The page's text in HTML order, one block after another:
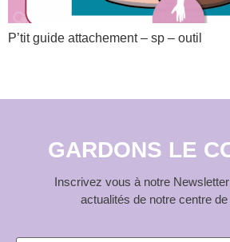
P’tit guide attachement – sp – outil
GARDONS LE
Inscrivez vous à notre
actualités de notre centre